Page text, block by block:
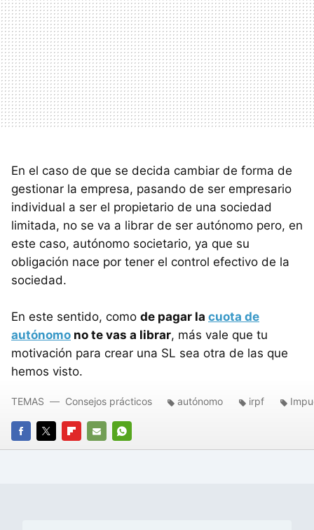
En el caso de que se decida cambiar de forma de
gestionar la empresa, pasando de ser empresario
individual a ser el propietario de una sociedad
limitada, no se va a librar de ser autónomo pero, en
este caso, autónomo societario, ya que su
obligación nace por tener el control efectivo de la
sociedad.
En este sentido, como de pagar la cuota de
autónomo no te vas a librar, más vale que tu
motivación para crear una SL sea otra de las que
hemos visto.
FACEBOOK
TWITTERFLIPBOARD
E-
WHATSAPP
TEMAS Consejos prácticos autónomo irpf